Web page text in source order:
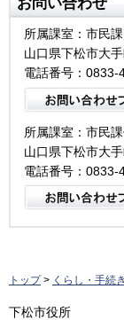
お問い合わせ
所属課室：市民
山口県下松市大
電話番号：0833-
所属課室：市民
山口県下松市大
電話番号：0833-
トップ> くらし・手続き
下松市役所